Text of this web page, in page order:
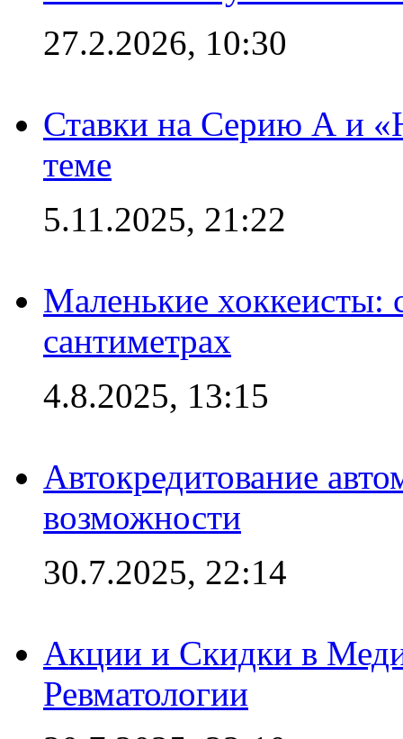
27.2.2026, 10:30
Ставки на Серию А и
теме
5.11.2025, 21:22
Маленькие хоккеисты:
сантиметрах
4.8.2025, 13:15
Автокредитование
возможности
30.7.2025, 22:14
Акции и Скидки в
Ревматологии